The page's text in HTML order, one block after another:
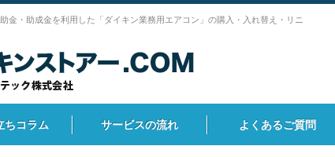
金・助成金を利用した「ダイキン業務用エアコン」の購入・入れ替え・リニ
ちコラム サービスの流れ よくあるご質問